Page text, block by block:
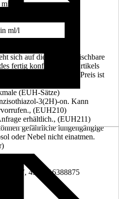
Wasser.
ml/l
sich auf die kleinste mischbare
fertig konfigurierten Artikels
der Konfiguration. Der Preis ist
Gebindegröße.
(EUH-Sätze)
3(2H)-on. Kann
(EUH210)
erhältlich., (EUH211)
gefährliche lungengängige
oder Nebel nicht einatmen.
4306516388875